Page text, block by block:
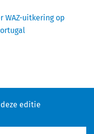
WAZ-uitkering op
editie